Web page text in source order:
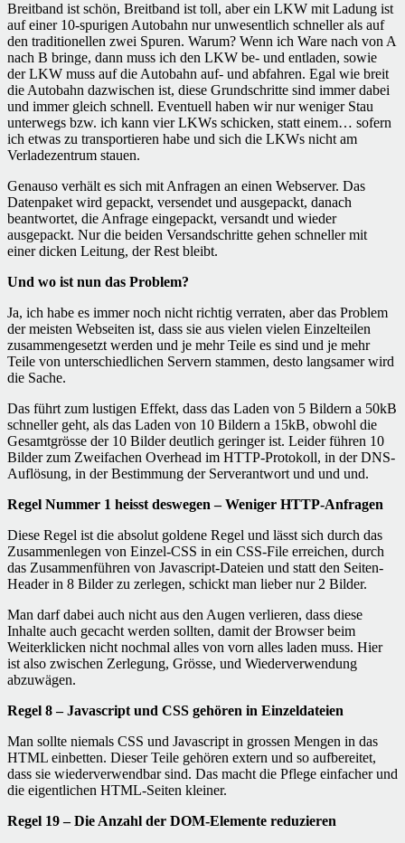
Breitband ist schön, Breitband ist toll, aber ein LKW mit Ladung ist
auf einer 10-spurigen Autobahn nur unwesentlich schneller als auf
den traditionellen zwei Spuren. Warum? Wenn ich Ware nach von A
nach B bringe, dann muss ich den LKW be- und entladen, sowie
der LKW muss auf die Autobahn auf- und abfahren. Egal wie breit
die Autobahn dazwischen ist, diese Grundschritte sind immer dabei
und immer gleich schnell. Eventuell haben wir nur weniger Stau
unterwegs bzw. ich kann vier LKWs schicken, statt einem… sofern
ich etwas zu transportieren habe und sich die LKWs nicht am
Verladezentrum stauen.
Genauso verhält es sich mit Anfragen an einen Webserver. Das
Datenpaket wird gepackt, versendet und ausgepackt, danach
beantwortet, die Anfrage eingepackt, versandt und wieder
ausgepackt. Nur die beiden Versandschritte gehen schneller mit
einer dicken Leitung, der Rest bleibt.
Und wo ist nun das Problem?
Ja, ich habe es immer noch nicht richtig verraten, aber das Problem
der meisten Webseiten ist, dass sie aus vielen vielen Einzelteilen
zusammengesetzt werden und je mehr Teile es sind und je mehr
Teile von unterschiedlichen Servern stammen, desto langsamer wird
die Sache.
Das führt zum lustigen Effekt, dass das Laden von 5 Bildern a 50kB
schneller geht, als das Laden von 10 Bildern a 15kB, obwohl die
Gesamtgrösse der 10 Bilder deutlich geringer ist. Leider führen 10
Bilder zum Zweifachen Overhead im HTTP-Protokoll, in der DNS-
Auflösung, in der Bestimmung der Serverantwort und und und.
Regel Nummer 1 heisst deswegen – Weniger HTTP-Anfragen
Diese Regel ist die absolut goldene Regel und lässt sich durch das
Zusammenlegen von Einzel-CSS in ein CSS-File erreichen, durch
das Zusammenführen von Javascript-Dateien und statt den Seiten-
Header in 8 Bilder zu zerlegen, schickt man lieber nur 2 Bilder.
Man darf dabei auch nicht aus den Augen verlieren, dass diese
Inhalte auch gecacht werden sollten, damit der Browser beim
Weiterklicken nicht nochmal alles von vorn alles laden muss. Hier
ist also zwischen Zerlegung, Grösse, und Wiederverwendung
abzuwägen.
Regel 8 – Javascript und CSS gehören in Einzeldateien
Man sollte niemals CSS und Javascript in grossen Mengen in das
HTML einbetten. Dieser Teile gehören extern und so aufbereitet,
dass sie wiederverwendbar sind. Das macht die Pflege einfacher und
die eigentlichen HTML-Seiten kleiner.
Regel 19 – Die Anzahl der DOM-Elemente reduzieren